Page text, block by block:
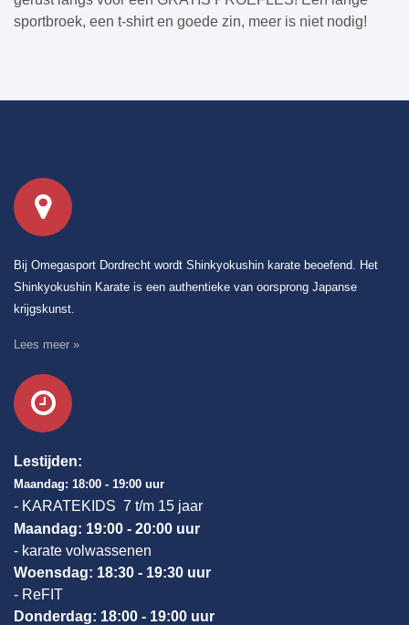
sportbroek, een t-shirt en goede zin, meer is niet nodig!
Bij Omegasport Dordrecht wordt Shinkyokushin karate beoefend. Het
Shinkyokushin Karate is een authentieke van oorsprong Japanse
krijgskunst.
Lees meer »
Lestijden:
Maandag: 18:00 - 19:00 uur
- KARATEKIDS 7 t/m 15 jaar
Maandag: 19:00 - 20:00 uur
- karate volwassenen
Woensdag: 18:30 - 19:30 uur
- ReFIT
Donderdag: 18:00 - 19:00 uur